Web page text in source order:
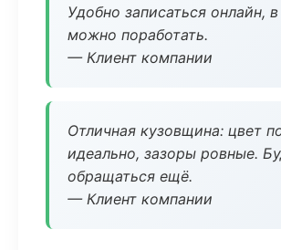
Удобно записаться онлайн, в
можно поработать.
— Клиент компании
Отличная кузовщина: цвет
идеально, зазоры ровные.
обращаться ещё.
— Клиент компании